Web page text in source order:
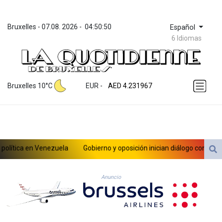
Bruxelles - 07.08. 2026 - 04:50:50 Español
6 Idiomas
Bruxelles 10°C EUR -
ZWL 371.052996
AED 4.231967
AFN 75.483595
ARS 1727.972826
AUD 1.638476
AZN 1.960615
BAM 1.952344
BBD 2.320382
BDT 142.607535
en Venezuela Gobierno y oposición inician diálogo con miras
Anuncio